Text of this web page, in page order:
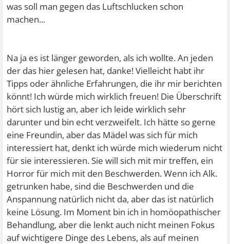
was soll man gegen das Luftschlucken schon
machen...
Na ja es ist länger geworden, als ich wollte. An jeden
der das hier gelesen hat, danke! Vielleicht habt ihr
Tipps oder ähnliche Erfahrungen, die ihr mir berichten
könnt! Ich würde mich wirklich freuen! Die Überschrift
hört sich lustig an, aber ich leide wirklich sehr
darunter und bin echt verzweifelt. Ich hätte so gerne
eine Freundin, aber das Mädel was sich für mich
interessiert hat, denkt ich würde mich wiederum nicht
für sie interessieren. Sie will sich mit mir treffen, ein
Horror für mich mit den Beschwerden. Wenn ich Alk.
getrunken habe, sind die Beschwerden und die
Anspannung natürlich nicht da, aber das ist natürlich
keine Lösung. Im Moment bin ich in homöopathischer
Behandlung, aber die lenkt auch nicht meinen Fokus
auf wichtigere Dinge des Lebens, als auf meinen